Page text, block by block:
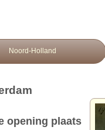
Noord-Holland
opening plaats